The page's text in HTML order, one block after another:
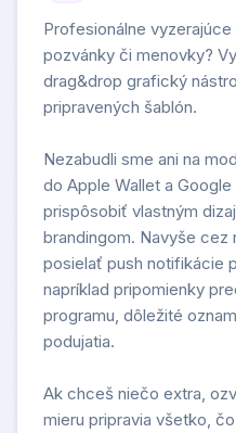
Profesionálne
pozvánky či menovky?
drag&drop grafický
pripravených šablón.
Nezabudli sme ani na
do Apple Wallet a
prispôsobiť vlastným
brandingom. Navyše cez
posielať push notifikácie
napríklad pripomienky
programu, dôležité
podujatia.
Ak chceš niečo extra,
mieru pripravia všetko,